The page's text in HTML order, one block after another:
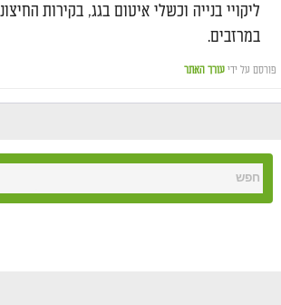
ליקויי בנייה וכשלי איטום בגג, בקירות
במרזבים.
פורסם על ידי עורך האתר